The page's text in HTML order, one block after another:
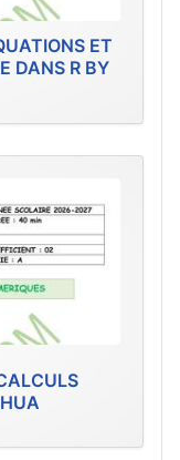
ET
DANS R BY